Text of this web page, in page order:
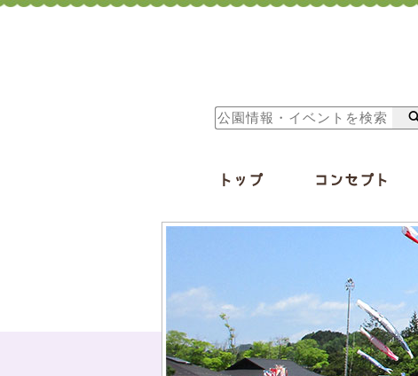
トップ コンセプト